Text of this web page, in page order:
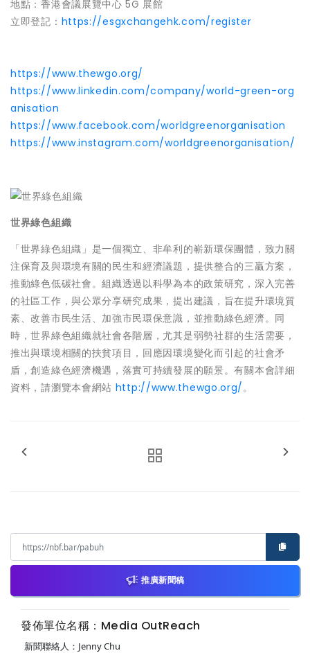
地點：香港會議展覽中心 5G 展館
立即登記： https://esgxchangehk.com/register
https://www.thewgo.org/
https://www.linkedin.com/company/world-green-org
anisation
https://www.facebook.com/worldgreenorganisation
https://www.instagram.com/worldgreenorganisation/
世界綠色組織
「世界綠色組織」是一個獨立、非牟利的嶄新環保團體，致力關
注保育及與環境有關的民生和經濟議題，提供整合的三贏方案，
推動綠色低碳社會。組織透過以科學為本的政策研究，深入完善
的社區工作，與公眾分享研究成果，提出建議，旨在提升環境質
素、改善市民生活、加強市民環保意識，並推動綠色經濟。同
時，世界綠色組織就社會各階層，尤其是弱勢社群的生活需要，
推出與環境相關的扶貧項目，回應因環境變化而引起的社會矛
盾，創造綠色經濟機遇，落實可持續發展的願景。有關本會詳細
資料，請瀏覽本會網站 http://www.thewgo.org/。
推廣新聞稿
發佈單位名稱：Media OutReach
新聞聯絡人：Jenny Chu